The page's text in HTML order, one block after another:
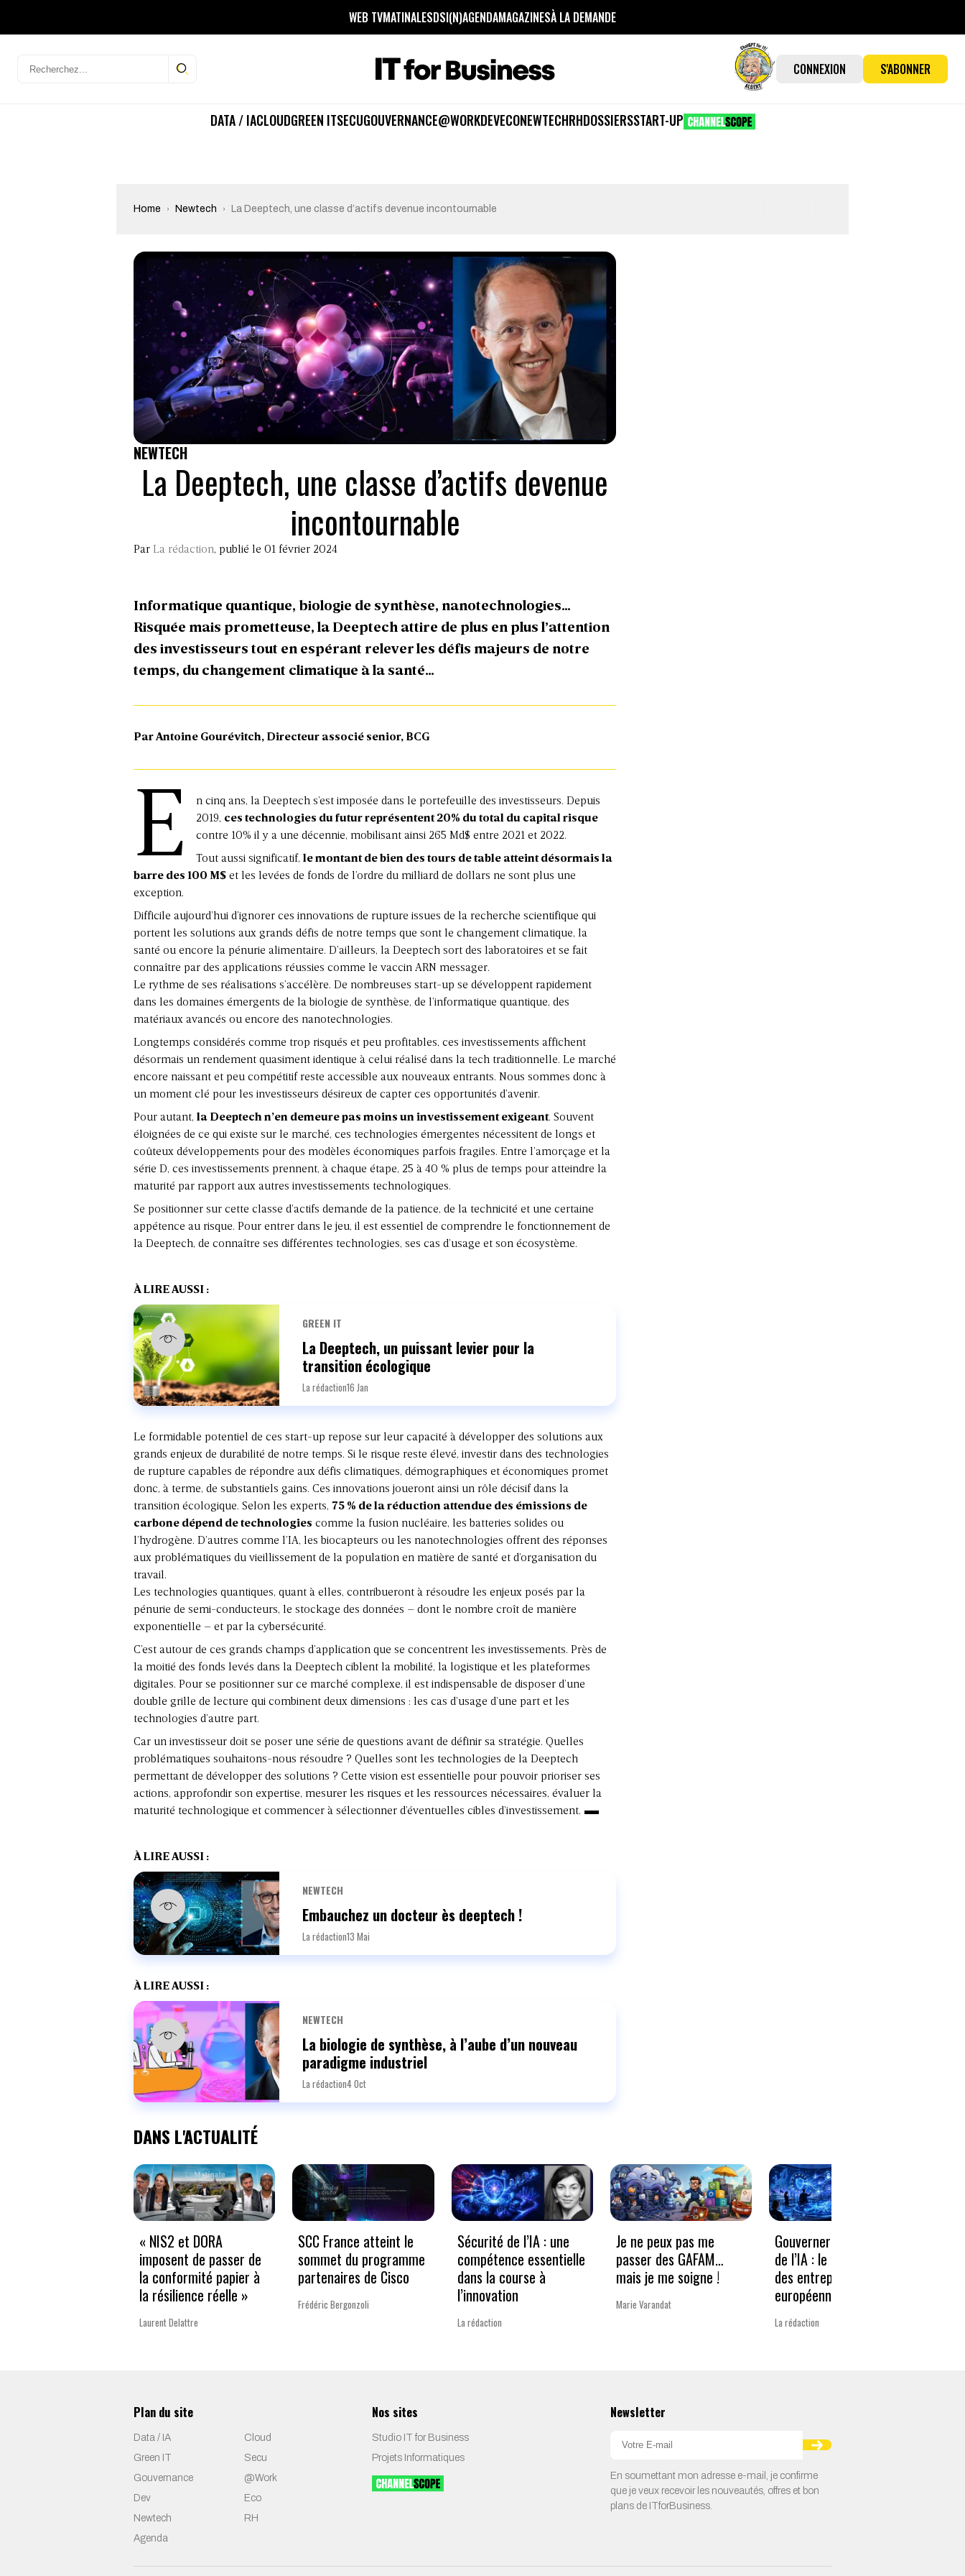
WEB TVMATINALESDSI(N)AGENDAMAGAZINESÀ LA DEMANDE
CONNEXION S'ABONNER
DATA / IACLOUDGREEN ITSECUGOUVERNANCE@WORKDEVECONEWTECHRHDOSSIERSSTART-UP
Home Newtech La Deeptech, une classe d’actifs devenue incontournable
NEWTECH
La Deeptech, une classe d’actifs devenue
incontournable
Par La rédaction, publié le 01 février 2024
Informatique quantique, biologie de synthèse, nanotechnologies…
Risquée mais prometteuse, la Deeptech attire de plus en plus l’attention
des investisseurs tout en espérant relever les défis majeurs de notre
temps, du changement climatique à la santé…
Par Antoine Gourévitch, Directeur associé senior, BCG
E
n cinq ans, la Deeptech s’est imposée dans le portefeuille des investisseurs. Depuis
2019, ces technologies du futur représentent 20% du total du capital risque
contre 10% il y a une décennie, mobilisant ainsi 265 Md$ entre 2021 et 2022.
Tout aussi significatif,le montant de bien des tours de table atteint désormais la
barre des 100 M$ et les levées de fonds de l’ordre du milliard de dollars ne sont plus une
exception.
Difficile aujourd’hui d’ignorer ces innovations de rupture issues de la recherche scientifique qui
portent les solutions aux grands défis de notre temps que sont le changement climatique, la
santé ou encore la pénurie alimentaire. D’ailleurs, la Deeptech sort des laboratoires et se fait
connaître par des applications réussies comme le vaccin ARN messager.
Le rythme de ses réalisations s’accélère. De nombreuses start-up se développent rapidement
dans les domaines émergents de la biologie de synthèse, de l’informatique quantique, des
matériaux avancés ou encore des nanotechnologies.
Longtemps considérés comme trop risqués et peu profitables, ces investissements affichent
désormais un rendement quasiment identique à celui réalisé dans la tech traditionnelle. Le marché
encore naissant et peu compétitif reste accessible aux nouveaux entrants. Nous sommes donc à
un moment clé pour les investisseurs désireux de capter ces opportunités d’avenir.
Pour autant, la Deeptech n’en demeure pas moins un investissement exigeant. Souvent
éloignées de ce qui existe sur le marché, ces technologies émergentes nécessitent de longs et
coûteux développements pour des modèles économiques parfois fragiles. Entre l’amorçage et la
série D, ces investissements prennent, à chaque étape, 25 à 40 % plus de temps pour atteindre la
maturité par rapport aux autres investissements technologiques.
Se positionner sur cette classe d’actifs demande de la patience, de la technicité et une certaine
appétence au risque. Pour entrer dans le jeu, il est essentiel de comprendre le fonctionnement de
la Deeptech, de connaître ses différentes technologies, ses cas d’usage et son écosystème.
À LIRE AUSSI :
GREEN IT
La Deeptech, un puissant levier pour la
transition écologique
La rédaction16 Jan
Le formidable potentiel de ces start-up repose sur leur capacité à développer des solutions aux
grands enjeux de durabilité de notre temps. Si le risque reste élevé, investir dans des technologies
de rupture capables de répondre aux défis climatiques, démographiques et économiques promet
donc, à terme, de substantiels gains. Ces innovations joueront ainsi un rôle décisif dans la
transition écologique. Selon les experts, 75 % de la réduction attendue des émissions de
carbone dépend de technologies comme la fusion nucléaire, les batteries solides ou
l’hydrogène. D’autres comme l’IA, les biocapteurs ou les nanotechnologies offrent des réponses
aux problématiques du vieillissement de la population en matière de santé et d’organisation du
travail.
Les technologies quantiques, quant à elles, contribueront à résoudre les enjeux posés par la
pénurie de semi-conducteurs, le stockage des données – dont le nombre croît de manière
exponentielle – et par la cybersécurité.
C’est autour de ces grands champs d’application que se concentrent les investissements. Près de
la moitié des fonds levés dans la Deeptech ciblent la mobilité, la logistique et les plateformes
digitales. Pour se positionner sur ce marché complexe, il est indispensable de disposer d’une
double grille de lecture qui combinent deux dimensions : les cas d’usage d’une part et les
technologies d’autre part.
Car un investisseur doit se poser une série de questions avant de définir sa stratégie. Quelles
problématiques souhaitons-nous résoudre ? Quelles sont les technologies de la Deeptech
permettant de développer des solutions ? Cette vision est essentielle pour pouvoir prioriser ses
actions, approfondir son expertise, mesurer les risques et les ressources nécessaires, évaluer la
maturité technologique et commencer à sélectionner d’éventuelles cibles d’investissement.
À LIRE AUSSI :
NEWTECH
Embauchez un docteur ès deeptech !
La rédaction13 Mai
À LIRE AUSSI :
NEWTECH
La biologie de synthèse, à l’aube d’un nouveau
paradigme industriel
La rédaction4 Oct
DANS L'ACTUALITÉ
« NIS2 et DORA
imposent de passer de
la conformité papier à
la résilience réelle »
Laurent Delattre
SCC France atteint le
sommet du programme
partenaires de Cisco
Frédéric Bergonzoli
Sécurité de l’IA : une
compétence essentielle
dans la course à
l’innovation
La rédaction
Je ne peux pas me
passer des GAFAM…
mais je me soigne !
Marie Varandat
Gouverner à la vitesse
de l’IA : le nouveau défi
des entreprises
européennes
La rédaction
Plan du site
Data / IA
Cloud
Green IT
Secu
Gouvernance
@Work
Dev
Eco
Newtech
RH
Agenda
Nos sites
Studio IT for Business
Projets Informatiques
Newsletter
En soumettant mon adresse e-mail, je confirme
que je veux recevoir les nouveautés, offres et bon
plans de ITforBusiness.